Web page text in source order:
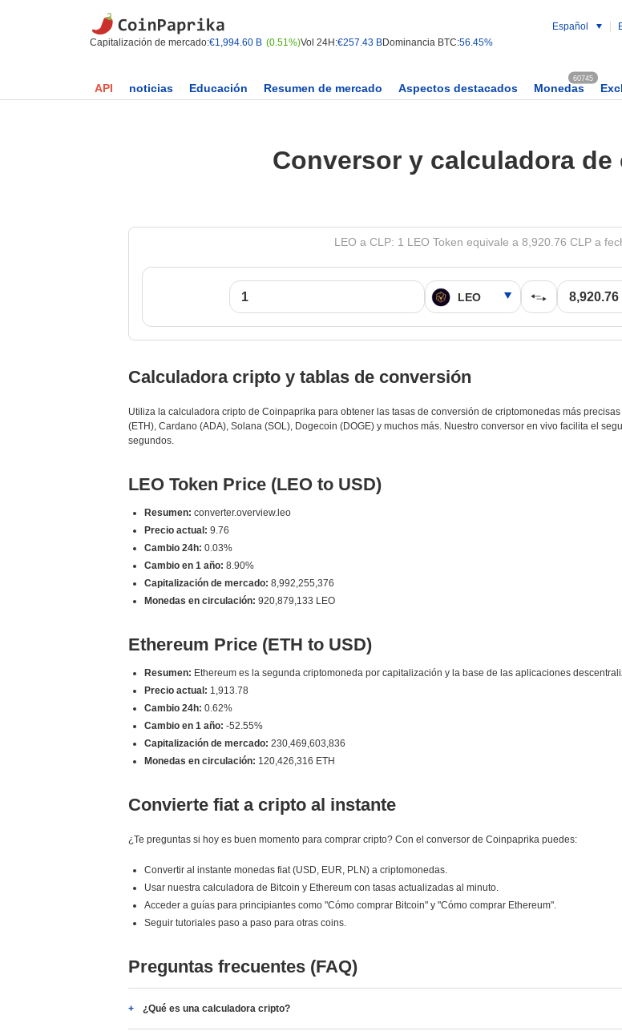
Capitalización de mercado:€1,994.60 B (0.51%)Vol 24H:€257.43 BDominancia BTC:56.45%
Español
API noticias Educación Resumen de mercado Aspectos destacados Monedas
60745
Conversor y calculadora
LEO a CLP: 1 LEO Token equivale a 8,920.76 CLP a
Calculadora cripto y tablas de conversión
Utiliza la calculadora cripto de Coinpaprika para obtener las tasas de conversión de criptomonedas más
(ETH), Cardano (ADA), Solana (SOL), Dogecoin (DOGE) y muchos más. Nuestro conversor en vivo facilita el
segundos.
LEO Token Price (LEO to USD)
Resumen: converter.overview.leo
Precio actual: 9.76
Cambio 24h: 0.03%
Cambio en 1 año: 8.90%
Capitalización de mercado: 8,992,255,376
Monedas en circulación: 920,879,133 LEO
Ethereum Price (ETH to USD)
Resumen: Ethereum es la segunda criptomoneda por capitalización y la base de las aplicaciones
Precio actual: 1,913.78
Cambio 24h: 0.62%
Cambio en 1 año: -52.55%
Capitalización de mercado: 230,469,603,836
Monedas en circulación: 120,426,316 ETH
Convierte fiat a cripto al instante
¿Te preguntas si hoy es buen momento para comprar cripto? Con el conversor de Coinpaprika puedes:
Convertir al instante monedas fiat (USD, EUR, PLN) a criptomonedas.
Usar nuestra calculadora de Bitcoin y Ethereum con tasas actualizadas al minuto.
Acceder a guías para principiantes como "Cómo comprar Bitcoin" y "Cómo comprar Ethereum".
Seguir tutoriales paso a paso para otras coins.
Preguntas frecuentes (FAQ)
¿Qué es una calculadora cripto?